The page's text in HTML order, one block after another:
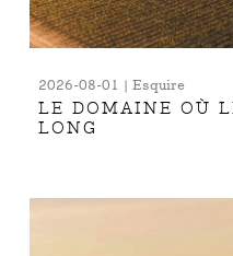
2026-08-01 | Esquire
LE DOMAINE OÙ
LONG